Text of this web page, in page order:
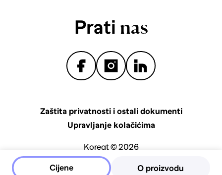
Cijene
Prati nas
Zaštita privatnosti i ostali dokumenti
Upravljanje kolačićima
Koreqt © 2026